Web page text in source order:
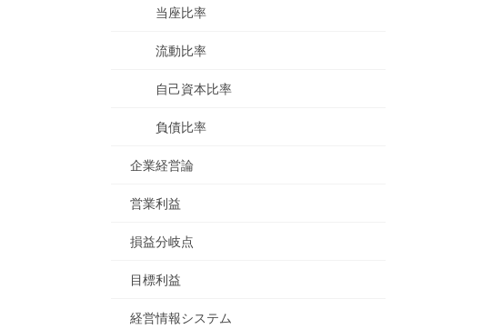
当座比率
流動比率
自己資本比率
負債比率
企業経営論
営業利益
損益分岐点
目標利益
経営情報システム